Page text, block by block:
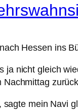
Hessen ins
ja nicht gleich
mein Navi